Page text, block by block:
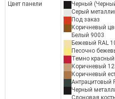
Цвет панели
Черный
Серый
Под заказ
Коричневый
Белый 9003
Бежевый RAL
Песочно
Темно
Коричневый
Коричневый
Антрацитовый
Черный
Слоновая